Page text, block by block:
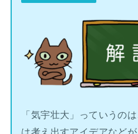
「気宇壮大」っていうの
は考え出すアイデアなど